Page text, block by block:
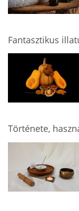
Fantasztikus
Története,